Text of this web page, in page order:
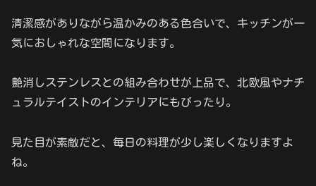
清潔感がありながら温かみのある色合いで、キッチンが一
気におしゃれな空間になります。
艶消しステンレスとの組み合わせが上品で、北欧風やナチ
ュラルテイストのインテリアにもぴったり。
見た目が素敵だと、毎日の料理が少し楽しくなりますよ
ね。